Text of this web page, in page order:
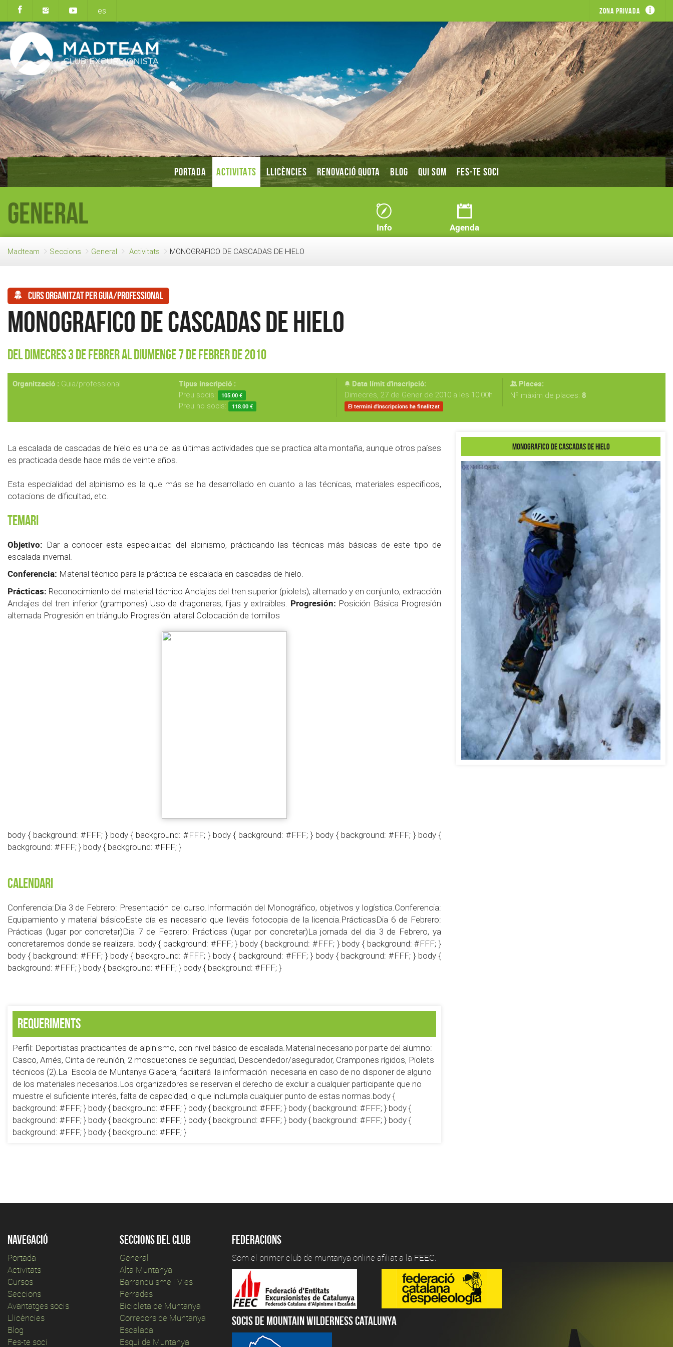
es Zona privada
PORTADA ACTIVITATS LLICÈNCIES RENOVACIÓ QUOTA BLOG QUI SOM FES-TE SOCI
General Info Agenda
Madteam Seccions General Activitats MONOGRAFICO DE CASCADAS DE HIELO
Curs organitzat per guia/professional
MONOGRAFICO DE CASCADAS DE HIELO
Del Dimecres 3 de Febrer al Diumenge 7 de Febrer de 2010
Organització : Guia/professional Tipus inscripció :
Preu socis: 105.00 €
Preu no socis: 118.00 €
Data límit d'inscripció:
Dimecres, 27 de Gener de 2010 a les 10:00h
El termini d'inscripcions ha finalitzat
Places:
Nº màxim de places: 8
La escalada de cascadas de hielo es una de las últimas actividades que se practica alta montaña, aunque otros países
es practicada desde hace más de veinte años.
Esta especialidad del alpinismo es la que más se ha desarrollado en cuanto a las técnicas, materiales específicos,
cotacions de dificultad, etc.
Temari
Objetivo: Dar a conocer esta especialidad del alpinismo, prácticando las técnicas más básicas de este tipo de
escalada invernal.
Conferencia: Material técnico para la práctica de escalada en cascadas de hielo.
Prácticas: Reconocimiento del material técnico Anclajes del tren superior (piolets), alternado y en conjunto, extracción
Anclajes del tren inferior (grampones) Uso de dragoneras, fijas y extraibles. Progresión: Posición Básica Progresión
alternada Progresión en triángulo Progresión lateral Colocación de tornillos
body { background: #FFF; } body { background: #FFF; } body { background: #FFF; } body { background: #FFF; } body {
background: #FFF; } body { background: #FFF; }
Calendari
Conferencia:Dia 3 de Febrero: Presentación del curso.Información del Monográfico, objetivos y logística.Conferencia:
Equipamiento y material básicoEste día es necesario que llevéis fotocopia de la licencia.PrácticasDia 6 de Febrero:
Prácticas (lugar por concretar)Dia 7 de Febrero: Prácticas (lugar por concretar)La jornada del dia 3 de Febrero, ya
concretaremos donde se realizara. body { background: #FFF; } body { background: #FFF; } body { background: #FFF; }
body { background: #FFF; } body { background: #FFF; } body { background: #FFF; } body { background: #FFF; } body {
background: #FFF; } body { background: #FFF; } body { background: #FFF; }
Requeriments
Perfil: Deportistas practicantes de alpinismo, con nivel básico de escalada.Material necesario por parte del alumno:
Casco, Arnés, Cinta de reunión, 2 mosquetones de seguridad, Descendedor/asegurador, Crampones rígidos, Piolets
técnicos (2).La Escola de Muntanya Glacera, facilitará la información necesaria en caso de no disponer de alguno
de los materiales necesarios.Los organizadores se reservan el derecho de excluir a cualquier participante que no
muestre el suficiente interés, falta de capacidad, o que inclumpla cualquier punto de estas normas.body {
background: #FFF; } body { background: #FFF; } body { background: #FFF; } body { background: #FFF; } body {
background: #FFF; } body { background: #FFF; } body { background: #FFF; } body { background: #FFF; } body {
background: #FFF; } body { background: #FFF; }
MONOGRAFICO DE CASCADAS DE HIELO
Navegació
Portada
Activitats
Cursos
Seccions
Avantatges socis
Llicències
Blog
Fes-te soci
Seccions del club
General
Alta Muntanya
Barranquisme i Vies
Ferrades
Bicicleta de Muntanya
Corredors de Muntanya
Escalada
Esqui de Muntanya
Federacions
Som el primer club de muntanya online afiliat a la FEEC.
Socis de Mountain Wilderness Catalunya